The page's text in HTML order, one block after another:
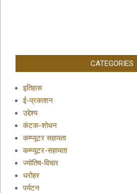
CATEGORIES
इतिहास
ई-प्रकाशन
उद्देश्य
कंटक-शोधन
कम्प्यूटर सहायता
कम्प्यूटर-सहायता
ज्योतिष-विचार
धरोहर
पर्यटन